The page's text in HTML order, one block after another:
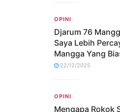
OPINI
Djarum 76
Saya Lebih
Mangga Yang
22/12/2025
OPINI
Mengapa Rokok